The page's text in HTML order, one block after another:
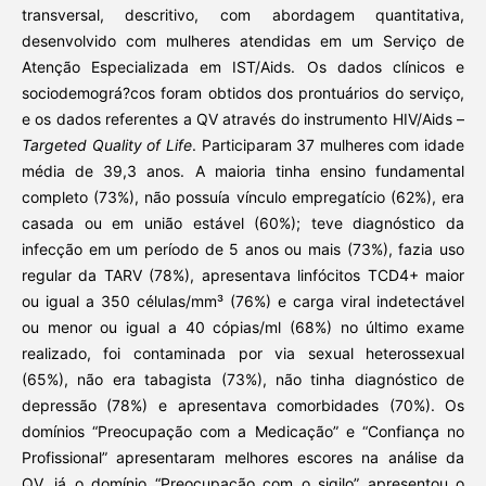
transversal, descritivo, com abordagem quantitativa,
desenvolvido com mulheres atendidas em um Serviço de
Atenção Especializada em IST/Aids. Os dados clínicos e
sociodemográ?cos foram obtidos dos prontuários do serviço,
e os dados referentes a QV através do instrumento HIV/Aids –
Targeted Quality of Life. Participaram 37 mulheres com idade
média de 39,3 anos. A maioria tinha ensino fundamental
completo (73%), não possuía vínculo empregatício (62%), era
casada ou em união estável (60%); teve diagnóstico da
infecção em um período de 5 anos ou mais (73%), fazia uso
regular da TARV (78%), apresentava linfócitos TCD4+ maior
ou igual a 350 células/mm³ (76%) e carga viral indetectável
ou menor ou igual a 40 cópias/ml (68%) no último exame
realizado, foi contaminada por via sexual heterossexual
(65%), não era tabagista (73%), não tinha diagnóstico de
depressão (78%) e apresentava comorbidades (70%). Os
domínios “Preocupação com a Medicação” e “Confiança no
Profissional” apresentaram melhores escores na análise da